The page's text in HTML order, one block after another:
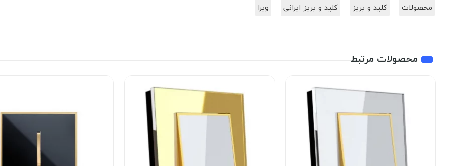
محصولات
کلید و پریز کلید و پریز ایرانی ویرا
محصولات مرتبط